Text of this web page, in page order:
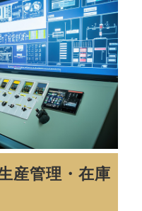
産管理・在庫